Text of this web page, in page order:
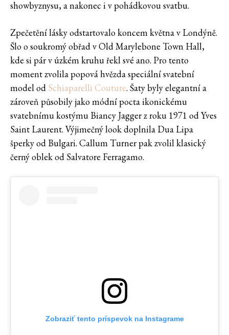
showbyznysu, a nakonec i v pohádkovou svatbu.
Zpečetění lásky odstartovalo koncem května v Londýně.
Šlo o soukromý obřad v Old Marylebone Town Hall,
kde si pár v úzkém kruhu řekl své ano. Pro tento
moment zvolila popová hvězda speciální svatební
model od Schiaparelli Couture. Šaty byly elegantní a
zároveň působily jako módní pocta ikonickému
svatebnímu kostýmu Biancy Jagger z roku 1971 od Yves
Saint Laurent. Výjimečný look doplnila Dua Lipa
šperky od Bulgari. Callum Turner pak zvolil klasický
černý oblek od Salvatore Ferragamo.
Zobraziť tento príspevok na Instagrame